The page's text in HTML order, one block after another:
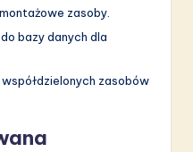
zasoby.
bazy danych dla
zasobów